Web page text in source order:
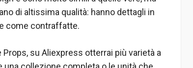
di altissima qualità: hanno dettagli in
come contraffatte.
su Aliexpress otterrai più varietà a